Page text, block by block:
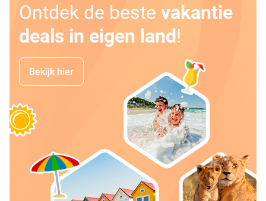
Ontdek de beste vakantie
deals in eigen land!
Bekijk hier